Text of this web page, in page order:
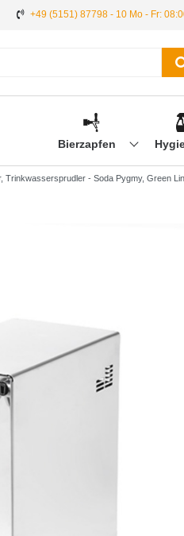
+49 (5151) 87798 - 10 Mo - Fr:
Bierzapfen
Trinkwassersprudler - Soda Pygmy, Green